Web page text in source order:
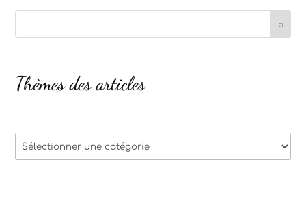
Thèmes des articles
Thèmes
des